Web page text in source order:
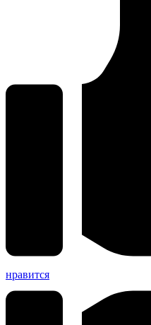
нравится